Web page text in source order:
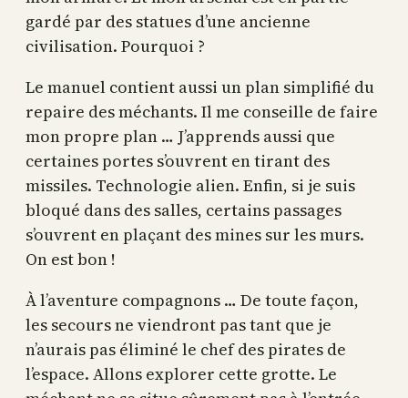
gardé par des statues d’une ancienne
civilisation. Pourquoi ?
Le manuel contient aussi un plan simplifié du
repaire des méchants. Il me conseille de faire
mon propre plan … J’apprends aussi que
certaines portes s’ouvrent en tirant des
missiles. Technologie alien. Enfin, si je suis
bloqué dans des salles, certains passages
s’ouvrent en plaçant des mines sur les murs.
On est bon !
À l’aventure compagnons … De toute façon,
les secours ne viendront pas tant que je
n’aurais pas éliminé le chef des pirates de
l’espace. Allons explorer cette grotte. Le